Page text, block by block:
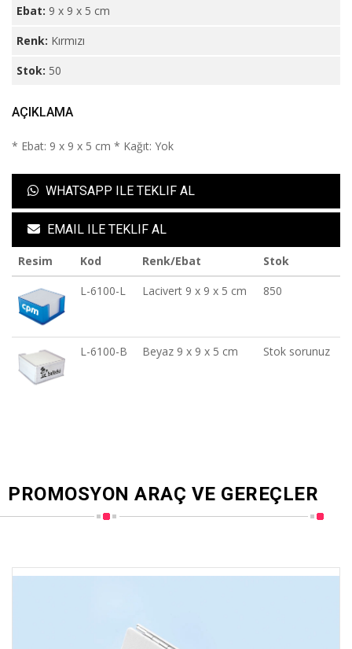
Ebat: 9 x 9 x 5 cm
Renk: Kırmızı
Stok: 50
AÇIKLAMA
* Ebat: 9 x 9 x 5 cm * Kağıt: Yok
WHATSAPP ILE TEKLIF AL
EMAIL ILE TEKLIF AL
Resim Kod Renk/Ebat
Stok
L-6100-L
Lacivert 9 x 9 x 5 cm 850
L-6100-B Beyaz 9 x 9 x 5 cm Stok sorunuz
PROMOSYON ARAÇ VE GEREÇLER